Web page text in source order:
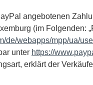
angebotenen
(im Folgenden:
de/webapps/mpp/ua/
unter https://
erklärt der